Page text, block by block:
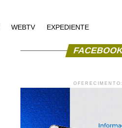
WEBTV EXPEDIENTE
OFERECIMENTO: